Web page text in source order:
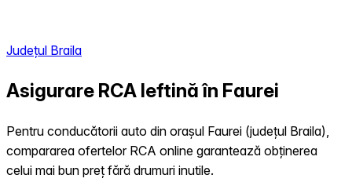
Județul Braila
Asigurare RCA Ieftină în Faurei
Pentru conducătorii auto din orașul Faurei (județul Braila),
compararea ofertelor RCA online garantează obținerea
celui mai bun preț fără drumuri inutile.